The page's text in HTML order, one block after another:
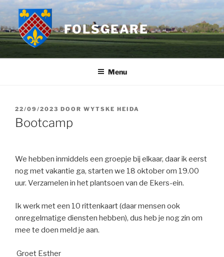
de
inhoud
FOLSGEARE
Menu
GEPLAATST
OP
22/09/2023 DOOR WYTSKE HEIDA
Bootcamp
We hebben inmiddels een groepje bij elkaar, daar ik eerst
nog met vakantie ga, starten we 18 oktober om 19.00
uur. Verzamelen in het plantsoen van de Ekers-ein.
Ik werk met een 10 rittenkaart (daar mensen ook
onregelmatige diensten hebben), dus heb je nog zin om
mee te doen meld je aan.
Groet Esther